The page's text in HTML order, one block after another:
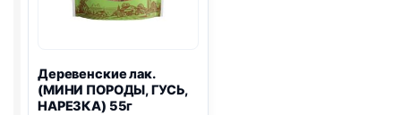
Деревенские лак.
(МИНИ ПОРОДЫ, ГУСЬ,
НАРЕЗКА) 55г